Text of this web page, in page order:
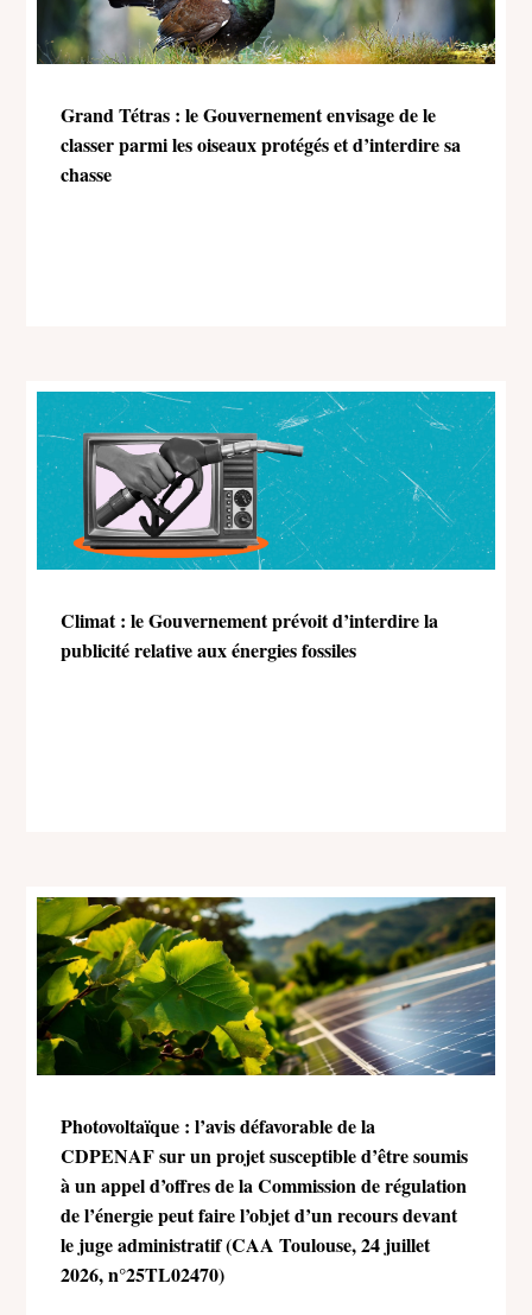
Grand Tétras : le Gouvernement envisage de le
classer parmi les oiseaux protégés et d’interdire sa
chasse
Climat : le Gouvernement prévoit d’interdire la
publicité relative aux énergies fossiles
Photovoltaïque : l’avis défavorable de la
CDPENAF sur un projet susceptible d’être soumis
à un appel d’offres de la Commission de régulation
de l’énergie peut faire l’objet d’un recours devant
le juge administratif (CAA Toulouse, 24 juillet
2026, n°25TL02470)